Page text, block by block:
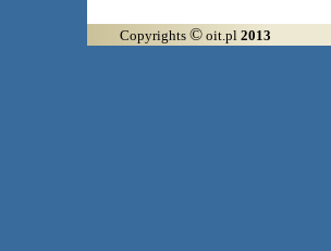
Copyrights © oit.pl 2013